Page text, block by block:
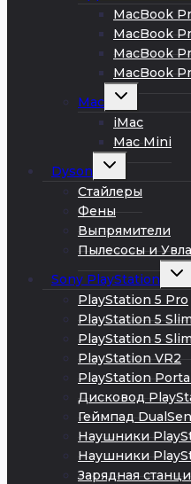
MacBook
MacBook
MacBook
MacBook
Mac
Развернуть
дочернее
меню
iMac
Mac Mini
Dyson
Развернуть
дочернее
меню
Стайлеры
Фены
Выпрямители
Пылесосы и
Sony PlayStation
меню
PlayStation 5 Pro
PlayStation 5 Slim
PlayStation 5
PlayStation VR2
PlayStation
Дисковод
Геймпад
Наушники
Наушники
Зарядная